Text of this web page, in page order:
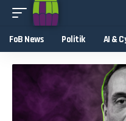
FoB News Politik AI &